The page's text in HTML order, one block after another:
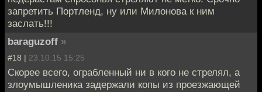
запретить Портленд, ну или Милонова к ним
заслать!!!
baraguzoff »
#18 | 23.10.15 15:25
Скорее всего, ограбленный ни в кого не стрелял, а
злоумышленика задержали копы из проезжающей